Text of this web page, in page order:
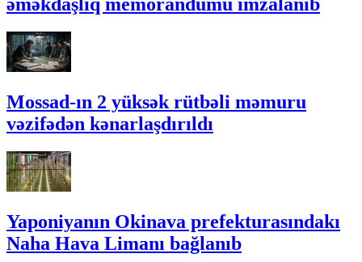
əməkdaşlıq memorandumu imzalanıb
Mossad-ın 2 yüksək rütbəli məmuru
vəzifədən kənarlaşdırıldı
Yaponiyanın Okinava prefekturasındakı
Naha Hava Limanı bağlanıb